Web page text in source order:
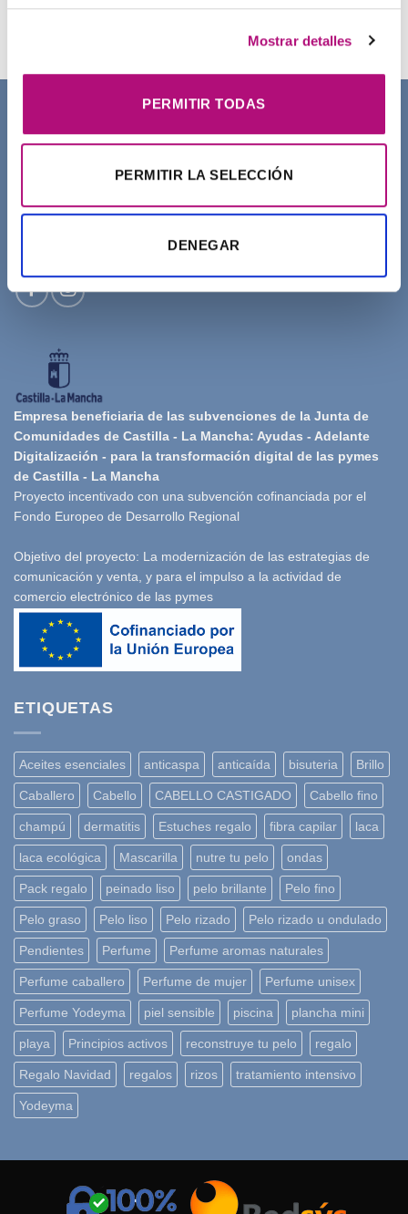
Mostrar detalles
PERMITIR TODAS
PERMITIR LA SELECCIÓN
DENEGAR
Empresa beneficiaria de las subvenciones de la Junta de
Comunidades de Castilla - La Mancha: Ayudas - Adelante
Digitalización - para la transformación digital de las pymes
de Castilla - La Mancha
Proyecto incentivado con una subvención cofinanciada por el
Fondo Europeo de Desarrollo Regional
Objetivo del proyecto: La modernización de las estrategias de
comunicación y venta, y para el impulso a la actividad de
comercio electrónico de las pymes
ETIQUETAS
Aceites esenciales anticaspa anticaída bisuteria Brillo
Caballero Cabello CABELLO CASTIGADO Cabello fino
champú dermatitis Estuches regalo fibra capilar laca
laca ecológica Mascarilla nutre tu pelo ondas
Pack regalo peinado liso pelo brillante Pelo fino
Pelo graso Pelo liso Pelo rizado Pelo rizado u ondulado
Pendientes Perfume Perfume aromas naturales
Perfume caballero Perfume de mujer Perfume unisex
Perfume Yodeyma piel sensible piscina plancha mini
playa Principios activos reconstruye tu pelo regalo
Regalo Navidad regalos rizos tratamiento intensivo
Yodeyma